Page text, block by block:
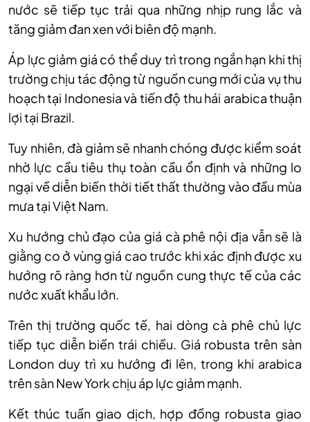
nước sẽ tiếp tục trải qua những nhịp rung lắc và
tăng giảm đan xen với biên độ mạnh.
Áp lực giảm giá có thể duy trì trong ngắn hạn khi thị
trường chịu tác động từ nguồn cung mới của vụ thu
hoạch tại Indonesia và tiến độ thu hái arabica thuận
lợi tại Brazil.
Tuy nhiên, đà giảm sẽ nhanh chóng được kiểm soát
nhờ lực cầu tiêu thụ toàn cầu ổn định và những lo
ngại về diễn biến thời tiết thất thường vào đầu mùa
mưa tại Việt Nam.
Xu hướng chủ đạo của giá cà phê nội địa vẫn sẽ là
giằng co ở vùng giá cao trước khi xác định được xu
hướng rõ ràng hơn từ nguồn cung thực tế của các
nước xuất khẩu lớn.
Trên thị trường quốc tế, hai dòng cà phê chủ lực
tiếp tục diễn biến trái chiều. Giá robusta trên sàn
London duy trì xu hướng đi lên, trong khi arabica
trên sàn New York chịu áp lực giảm mạnh.
Kết thúc tuần giao dịch, hợp đồng robusta giao